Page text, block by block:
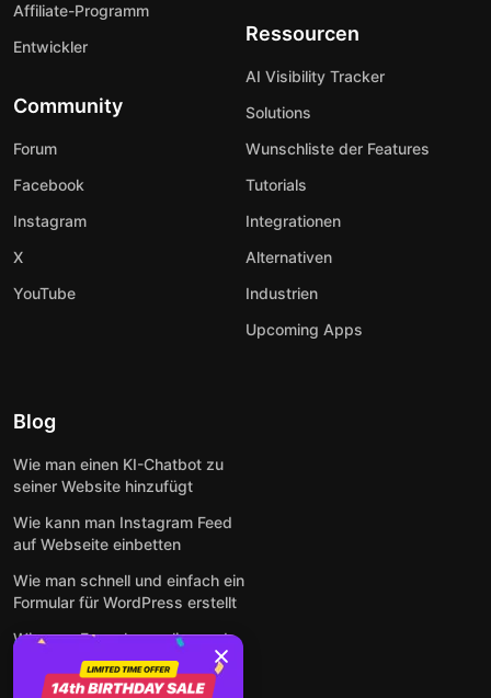
Affiliate-Programm
Entwickler
Community
Forum
Facebook
Instagram
X
YouTube
Ressourcen
AI Visibility Tracker
Solutions
Wunschliste der Features
Tutorials
Integrationen
Alternativen
Industrien
Upcoming Apps
Blog
Wie man einen KI-Chatbot zu
seiner Website hinzufügt
Wie kann man Instagram Feed
auf Webseite einbetten
Wie man schnell und einfach ein
Formular für WordPress erstellt
Wie man Formulare online und
kostenlos auf jeder Website
einbettet